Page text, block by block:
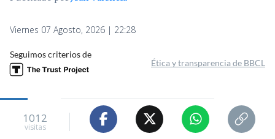
Viernes 07 Agosto, 2026 | 22:28
Seguimos criterios de
Ética y transparencia de BBCL
1012
visitas